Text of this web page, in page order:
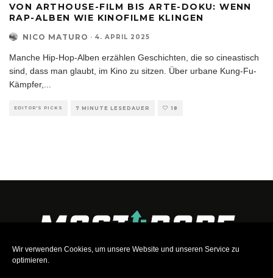
Wir verwenden Cookies, um unsere Website und unseren Service zu
optimieren.
VON ARTHOUSE-FILM BIS ARTE-DOKU: WENN
RAP-ALBEN WIE KINOFILME KLINGEN
NICO MATURO · 4. APRIL 2025
Manche Hip-Hop-Alben erzählen Geschichten, die so cineastisch
sind, dass man glaubt, im Kino zu sitzen. Über urbane Kung-Fu-
Kämpfer,
EDITOR'S PICKS 7 MINUTE LESEDAUER 18